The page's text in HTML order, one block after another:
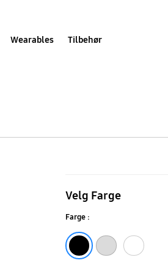
Wearables Tilbehør
Side
by
Side,
Velg Farge
Farge :